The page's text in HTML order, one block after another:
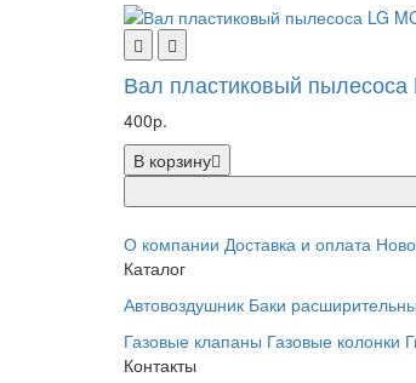
Вал пластиковый пылесоса
400р.
В корзину
О компании Доставка и оплата
Каталог
Автовоздушник Баки
Газовые клапаны Газовые колонки
Контакты